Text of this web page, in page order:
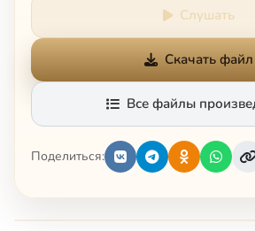
Слушать
Скачать файл
Все файлы
Поделиться: